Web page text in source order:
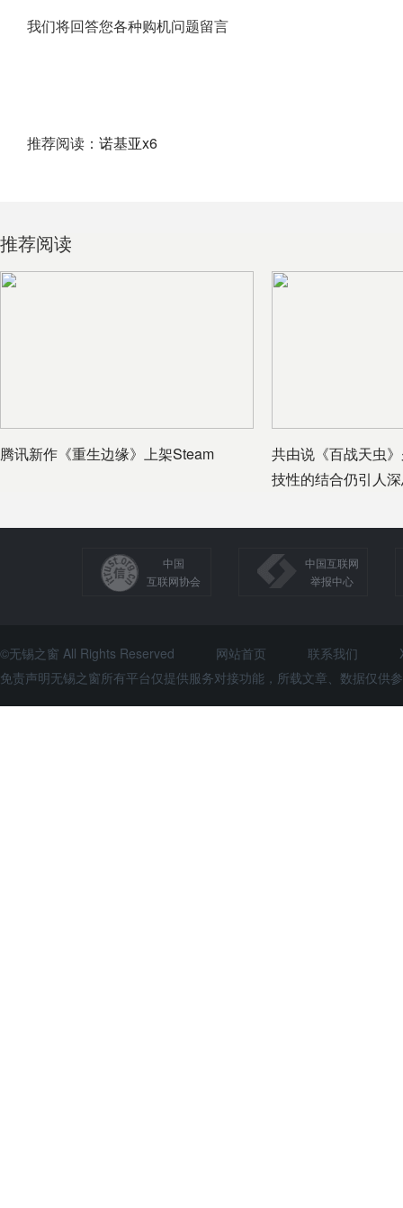
我们将回答您各种购机问题留言
推荐阅读： 诺基亚x6
推荐阅读
腾讯新作《重生边缘》上架Steam
共由说《百战天虫
技性的结合仍引人
中国
互联网协会
中国互联网
举报中心
©无锡之窗 All Rights Reserved 网站首页 联系我们
免责声明无锡之窗所有平台仅提供服务对接功能，所载文章、数据仅